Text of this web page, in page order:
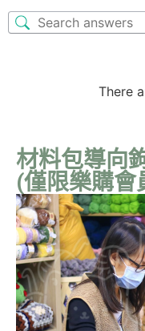
There
材料包導向
(僅限樂購會